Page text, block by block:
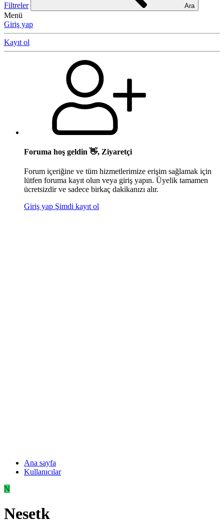
Filtreler Ara
Menü
Giriş yap
Kayıt ol
Foruma hoş geldin 👋, Ziyaretçi
Forum içeriğine ve tüm hizmetlerimize erişim sağlamak için
lütfen foruma kayıt olun veya giriş yapın. Üyelik tamamen
ücretsizdir ve sadece birkaç dakikanızı alır.
Giriş yap Şimdi kayıt ol
Ana sayfa
Kullanıcılar
N
Nesetk